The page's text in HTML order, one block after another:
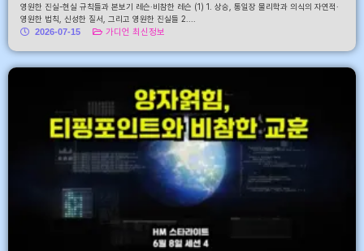
영원한 진실-현실 규칙들과 본보기 레슨·비참한 레슨 (1) 1. 상승, 통일장 물리학과 의식의 자연적·
영원한 법칙, 신성한 질서, 그리고 영원한 진실들 2....
2026-07-15
가디언 최신정보